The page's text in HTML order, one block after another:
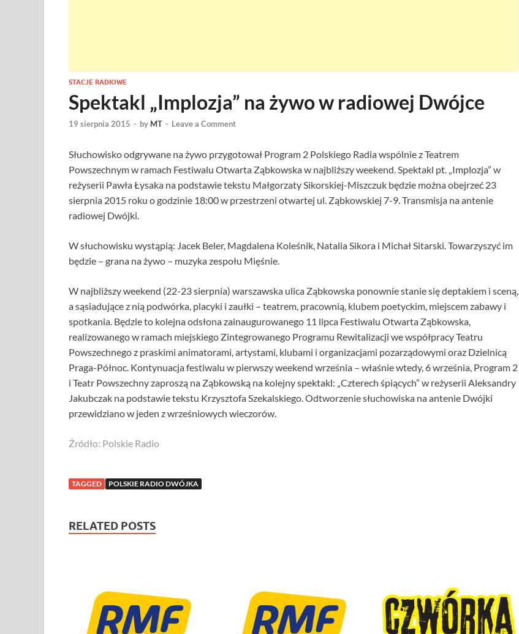
STACJE RADIOWE
Spektakl „Implozja” na żywo w radiowej Dwójce
19 sierpnia 2015 - by MT - Leave a Comment
Słuchowisko odgrywane na żywo przygotował Program 2 Polskiego Radia wspólnie z Teatrem
Powszechnym w ramach Festiwalu Otwarta Ząbkowska w najbliższy weekend. Spektakl pt. „Implozja” w
reżyserii Pawła Łysaka na podstawie tekstu Małgorzaty Sikorskiej-Miszczuk będzie można obejrzeć 23
sierpnia 2015 roku o godzinie 18:00 w przestrzeni otwartej ul. Ząbkowskiej 7-9. Transmisja na antenie
radiowej Dwójki.
W słuchowisku wystąpią: Jacek Beler, Magdalena Koleśnik, Natalia Sikora i Michał Sitarski. Towarzyszyć im
będzie – grana na żywo – muzyka zespołu Mięśnie.
W najbliższy weekend (22-23 sierpnia) warszawska ulica Ząbkowska ponownie stanie się deptakiem i sceną,
a sąsiadujące z nią podwórka, placyki i zaułki – teatrem, pracownią, klubem poetyckim, miejscem zabawy i
spotkania. Będzie to kolejna odsłona zainaugurowanego 11 lipca Festiwalu Otwarta Ząbkowska,
realizowanego w ramach miejskiego Zintegrowanego Programu Rewitalizacji we współpracy Teatru
Powszechnego z praskimi animatorami, artystami, klubami i organizacjami pozarządowymi oraz Dzielnicą
Praga-Północ. Kontynuacja festiwalu w pierwszy weekend września – właśnie wtedy, 6 września, Program 2
i Teatr Powszechny zaproszą na Ząbkowską na kolejny spektakl: „Czterech śpiących” w reżyserii Aleksandry
Jakubczak na podstawie tekstu Krzysztofa Szekalskiego. Odtworzenie słuchowiska na antenie Dwójki
przewidziano w jeden z wrześniowych wieczorów.
Źródło: Polskie Radio
TAGGED POLSKIE RADIO DWÓJKA
RELATED POSTS